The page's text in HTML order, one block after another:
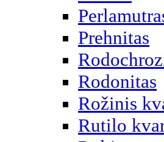
Prehnitas
Rodonitas
Rožinis
Rutilo